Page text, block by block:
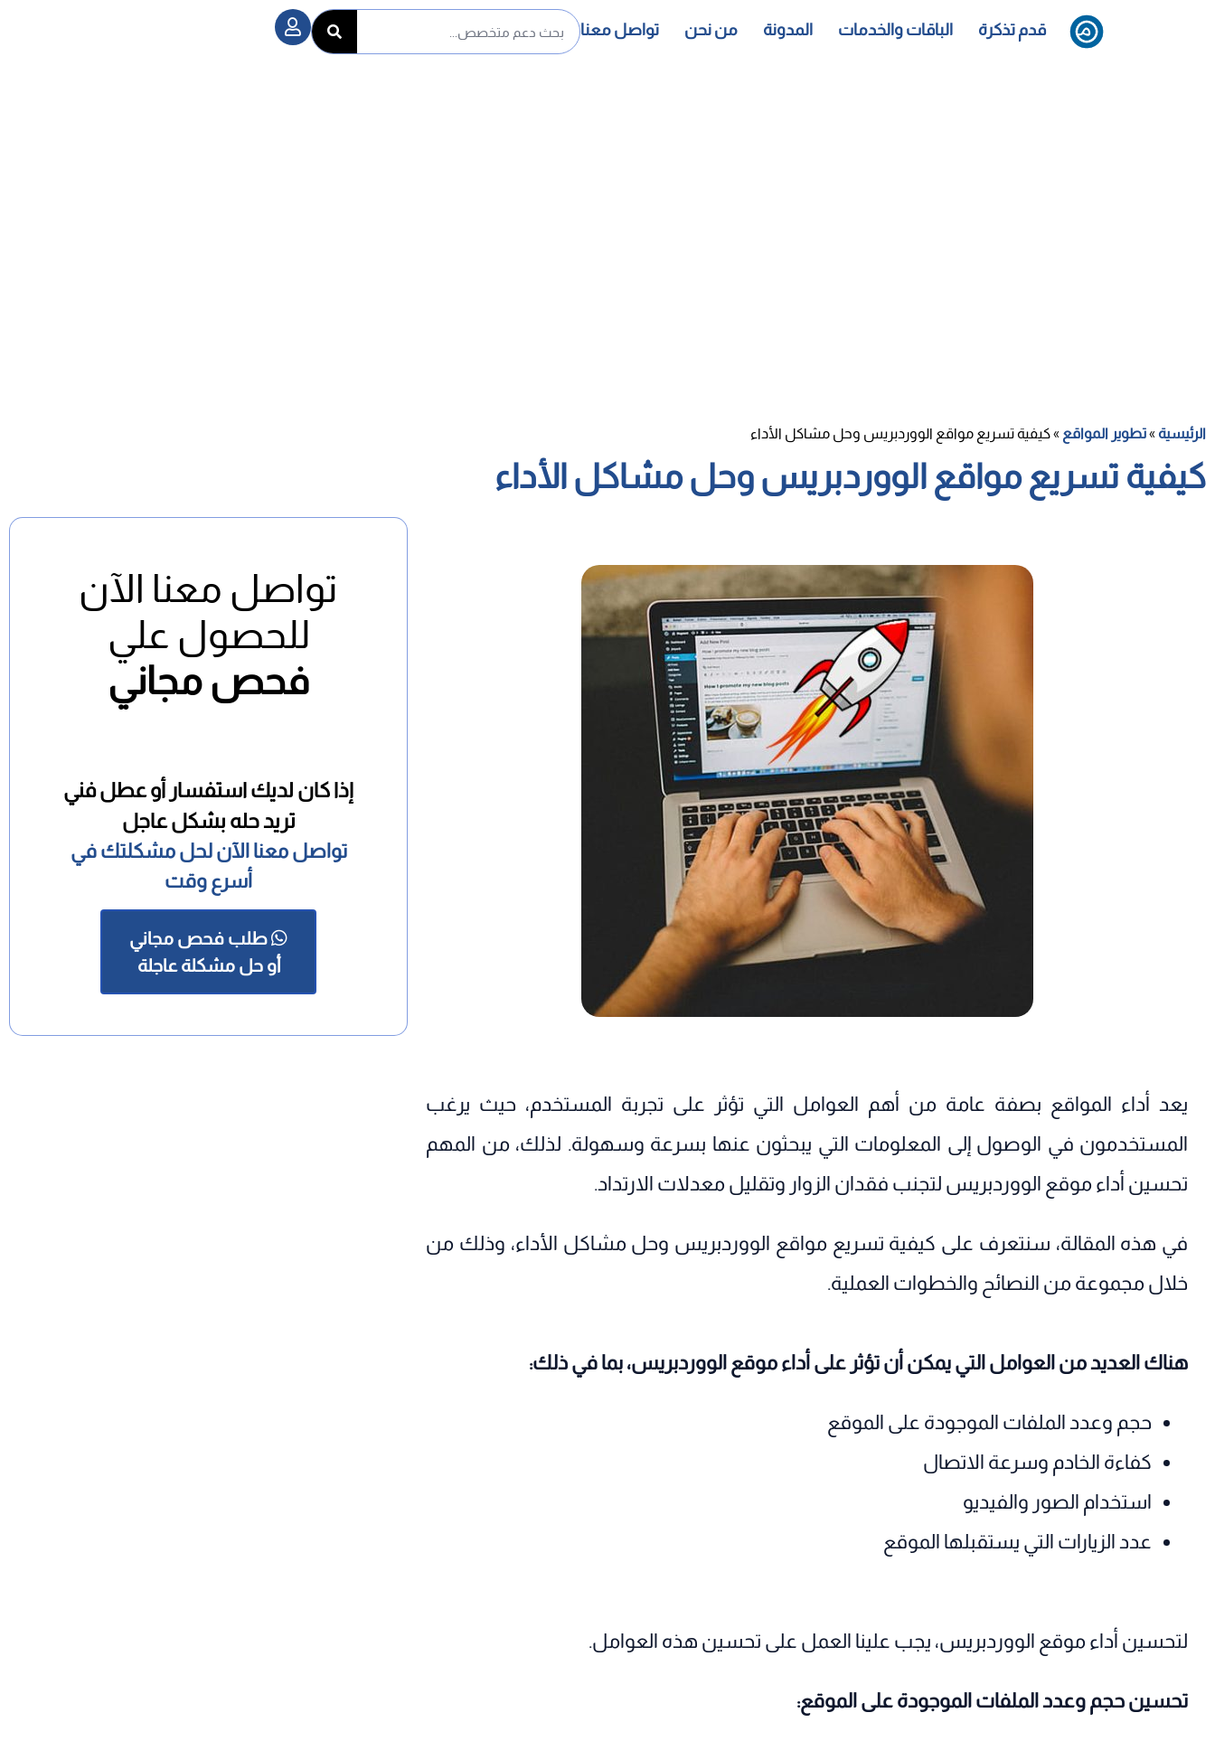
قدم تذكرة الباقات والخدمات المدونة من نحن تواصل معنا
الرئيسية »تطوير المواقع »كيفية تسريع مواقع الووردبريس وحل مشاكل الأداء
كيفية تسريع مواقع الووردبريس وحل مشاكل الأداء
يعد أداء المواقع بصفة عامة من أهم العوامل التي تؤثر على تجربة المستخدم، حيث يرغب
المستخدمون في الوصول إلى المعلومات التي يبحثون عنها بسرعة وسهولة. لذلك، من المهم
تحسين أداء موقع الووردبريس لتجنب فقدان الزوار وتقليل معدلات الارتداد.
في هذه المقالة، سنتعرف على كيفية تسريع مواقع الووردبريس وحل مشاكل الأداء، وذلك من
خلال مجموعة من النصائح والخطوات العملية.
هناك العديد من العوامل التي يمكن أن تؤثر على أداء موقع الووردبريس، بما في ذلك:
حجم وعدد الملفات الموجودة على الموقع
كفاءة الخادم وسرعة الاتصال
استخدام الصور والفيديو
عدد الزيارات التي يستقبلها الموقع
لتحسين أداء موقع الووردبريس، يجب علينا العمل على تحسين هذه العوامل.
تحسين حجم وعدد الملفات الموجودة على الموقع:
تواصل معنا الآن
للحصول علي
فحص مجاني
إذا كان لديك استفسار أو عطل فني
تريد حله بشكل عاجل
تواصل معنا الآن لحل مشكلتك في
أسرع وقت
طلب فحص مجاني
أو حل مشكلة عاجلة